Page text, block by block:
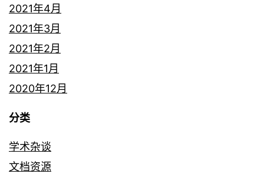
2021年4月
2021年3月
2021年2月
2021年1月
2020年12月
分类
学术杂谈
文档资源